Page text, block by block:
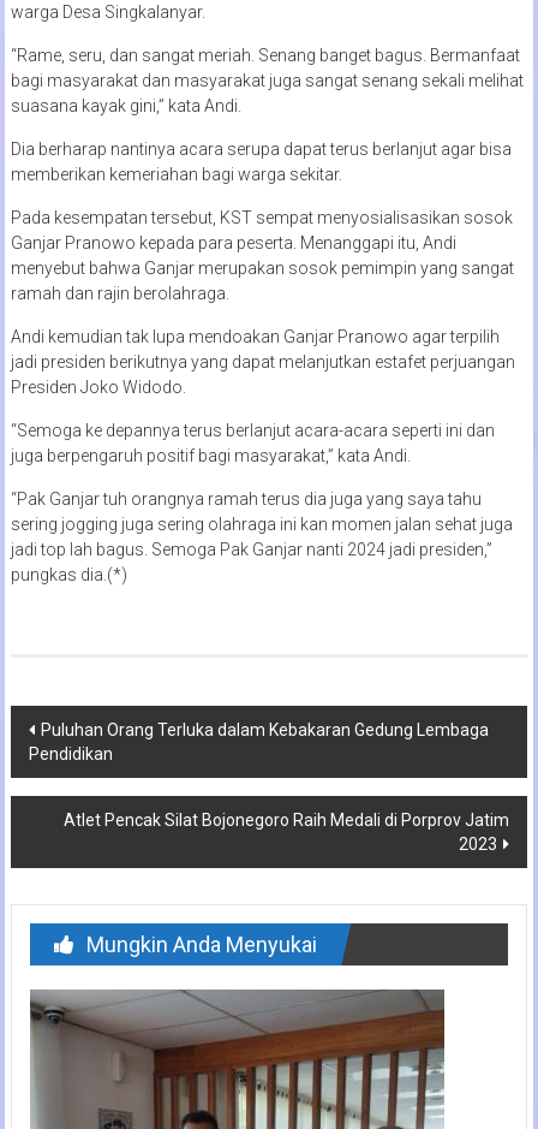
warga Desa Singkalanyar.
“Rame, seru, dan sangat meriah. Senang banget bagus. Bermanfaat
bagi masyarakat dan masyarakat juga sangat senang sekali melihat
suasana kayak gini,” kata Andi.
Dia berharap nantinya acara serupa dapat terus berlanjut agar bisa
memberikan kemeriahan bagi warga sekitar.
Pada kesempatan tersebut, KST sempat menyosialisasikan sosok
Ganjar Pranowo kepada para peserta. Menanggapi itu, Andi
menyebut bahwa Ganjar merupakan sosok pemimpin yang sangat
ramah dan rajin berolahraga.
Andi kemudian tak lupa mendoakan Ganjar Pranowo agar terpilih
jadi presiden berikutnya yang dapat melanjutkan estafet perjuangan
Presiden Joko Widodo.
“Semoga ke depannya terus berlanjut acara-acara seperti ini dan
juga berpengaruh positif bagi masyarakat,” kata Andi.
“Pak Ganjar tuh orangnya ramah terus dia juga yang saya tahu
sering jogging juga sering olahraga ini kan momen jalan sehat juga
jadi top lah bagus. Semoga Pak Ganjar nanti 2024 jadi presiden,”
pungkas dia.(*)
Navigasi
pos
Puluhan Orang Terluka dalam Kebakaran Gedung Lembaga
Pendidikan
Atlet Pencak Silat Bojonegoro Raih Medali di Porprov Jatim
2023
Mungkin Anda Menyukai